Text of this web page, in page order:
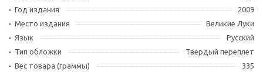
Год издания
2009
Место издания
Великие Луки
Язык
Русский
Тип обложки
Твердый переплет
Вес товара (граммы)
335